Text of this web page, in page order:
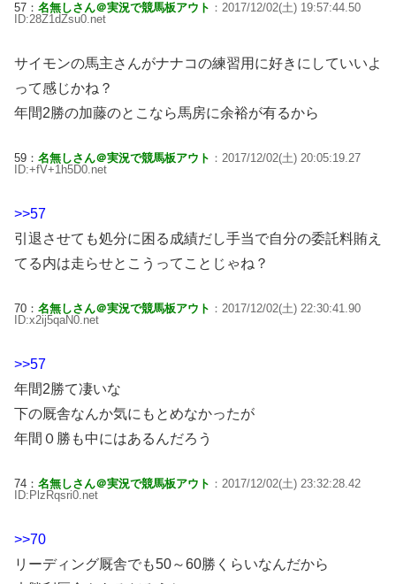
57： 名無しさん＠実況で競馬板アウト ：2017/12/02(土) 19:57:44.50
ID:28Z1dZsu0.net
サイモンの馬主さんがナナコの練習用に好きにしていいよ
って感じかね？
年間2勝の加藤のとこなら馬房に余裕が有るから
59： 名無しさん＠実況で競馬板アウト ：2017/12/02(土) 20:05:19.27
ID:+fV+1h5D0.net
>>57
引退させても処分に困る成績だし手当で自分の委託料賄え
てる内は走らせとこうってことじゃね？
70： 名無しさん＠実況で競馬板アウト ：2017/12/02(土) 22:30:41.90
ID:x2ij5qaN0.net
>>57
年間2勝て凄いな
下の厩舎なんか気にもとめなかったが
年間０勝も中にはあるんだろう
74： 名無しさん＠実況で競馬板アウト ：2017/12/02(土) 23:32:28.42
ID:PlzRqsri0.net
>>70
リーディング厩舎でも50～60勝くらいなんだから